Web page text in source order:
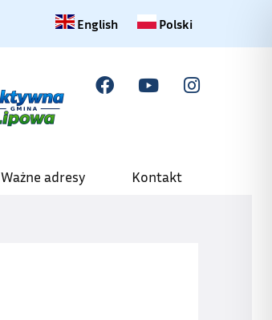
Change language to English
English Zmiana języka na polski
Polski
Ważne adresy Kontakt